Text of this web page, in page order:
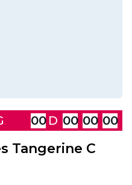
Tangerine C
00 D 00 00 00